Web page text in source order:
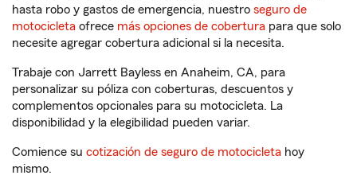
hasta robo y gastos de emergencia, nuestro seguro de
motocicleta ofrece más opciones de cobertura para que solo
necesite agregar cobertura adicional si la necesita.
Trabaje con Jarrett Bayless en Anaheim, CA, para
personalizar su póliza con coberturas, descuentos y
complementos opcionales para su motocicleta. La
disponibilidad y la elegibilidad pueden variar.
Comience su cotización de seguro de motocicleta hoy
mismo.